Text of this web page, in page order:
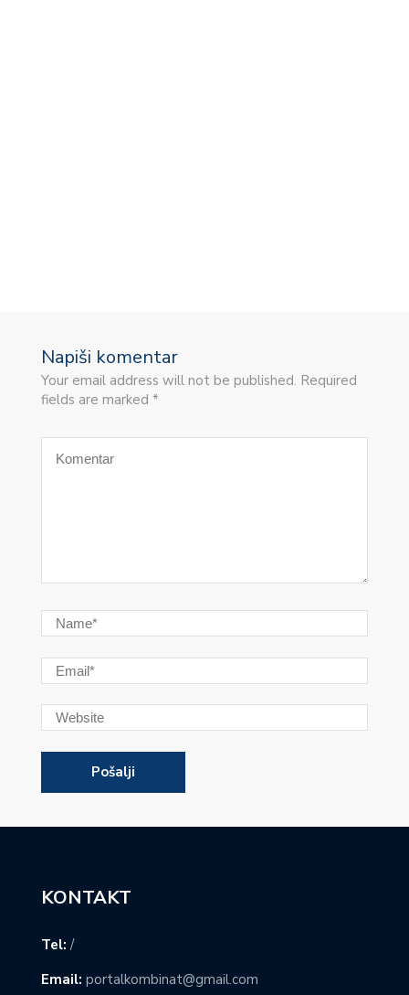
Napiši komentar
Your email address will not be published. Required
fields are marked *
KONTAKT
Tel: /
Email: portalkombinat@gmail.com